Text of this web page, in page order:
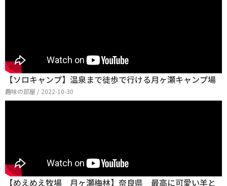
【ソロキャンプ】温泉まで徒歩で行ける月ヶ瀬キャンプ場
趣味の部屋 / 2022-10-30
【めえめえ牧場 月ヶ瀬梅林】奈良県 最高に可愛い羊と